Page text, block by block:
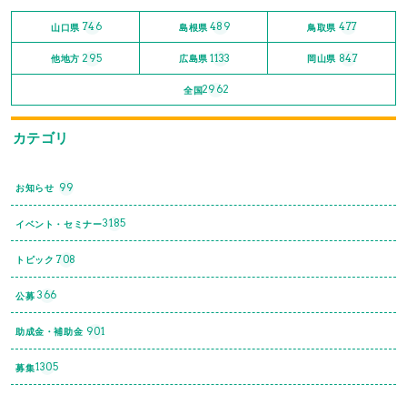
山口県 746 島根県 489 鳥取県 477
他地方 295 広島県 1133 岡山県 847
全国2962
カテゴリ
お知らせ 99
イベント・セミナー3185
トピック 708
公募 366
助成金・補助金 901
募集1305